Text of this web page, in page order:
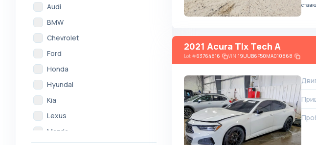
Audi
BMW
Chevrolet
Ford
Honda
Hyundai
Kia
Lexus
Mazda
2021 Acura Tlx Tech A
Lot#63764816 VIN:19UUB6F50MA010868